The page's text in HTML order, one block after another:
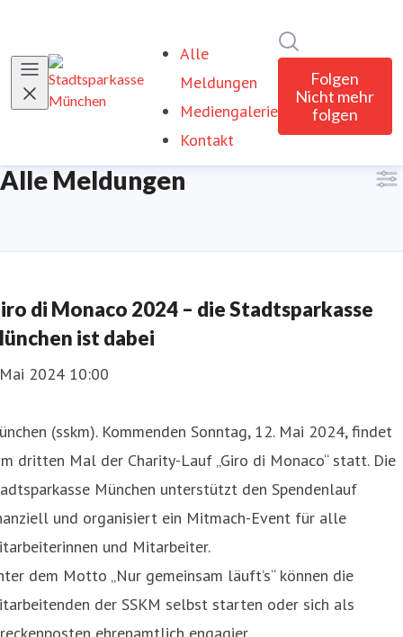
Alle
Meldungen
Mediengalerie
Kontakt
Folgen
Nicht mehr
folgen
Alle Meldungen
di Monaco 2024 – die Stadtsparkasse
ist dabei
2024 10:00
(sskm). Kommenden Sonntag, 12. Mai 2024, findet
dritten Mal der Charity-Lauf „Giro di Monaco“ statt. Die
München unterstützt den Spendenlauf
und organisiert ein Mitmach-Event für alle
und Mitarbeiter.
dem Motto „Nur gemeinsam läuft’s“ können die
der SSKM selbst starten oder sich als